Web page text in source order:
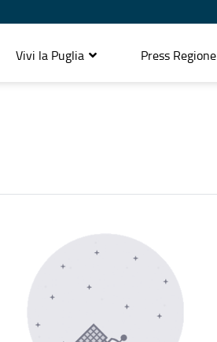
Vivi la Puglia Press Regione